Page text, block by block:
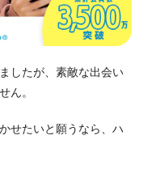
したが、素敵な出会い
ん。
せたいと願うなら、ハ